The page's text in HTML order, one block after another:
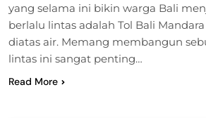
yang selama ini bikin warga Bali
berlalu lintas adalah Tol Bali
diatas air. Memang membangun
lintas ini sangat penting…
Read More